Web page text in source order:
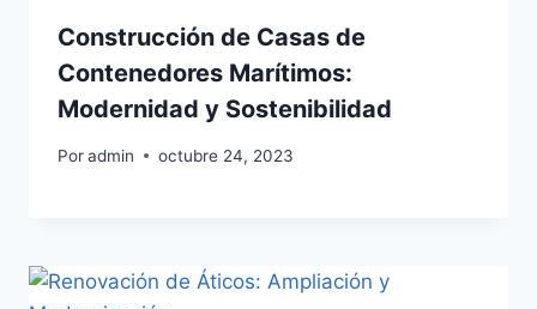
Construcción de Casas de
Contenedores Marítimos:
Modernidad y Sostenibilidad
Poradmin octubre 24, 2023